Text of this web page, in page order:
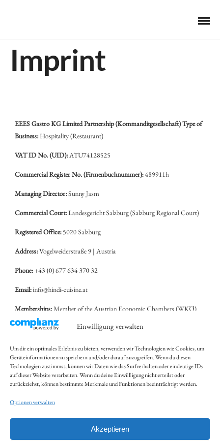
Einwilligung verwalten
Um dir ein optimales Erlebnis zu bieten, verwenden wir Technologien wie Cookies, um
Geräteinformationen zu speichern und/oder darauf zuzugreifen. Wenn du diesen
Technologien zustimmst, können wir Daten wie das Surfverhalten oder eindeutige IDs
auf dieser Website verarbeiten. Wenn du deine Einwillligung nicht erteilst oder
zurückziehst, können bestimmte Merkmale und Funktionen beeinträchtigt werden.
Optionen verwalten
Akzeptieren
Imprint
EEES Gastro KGLimited Partnership (Kommanditgesellschaft)Type of
Business:Hospitality (Restaurant)
VAT ID No. (UID):ATU74128525
Commercial Register No. (Firmenbuchnummer):489911h
Managing Director:Sunny Jasm
Commercial Court:Landesgericht Salzburg (Salzburg Regional Court)
Registered Office: 5020 Salzburg
Address:Vogelweiderstraße 9 | Austria
Phone:+43 (0) 677 634 370 32
Email:info@hindi-cuisine.at
Memberships: Member of the Austrian Economic Chambers (WKÖ)
and the Salzburg Economic Chamber (WK Salzburg)
(Gewerbeordnung):www.ris.bka.gv.at
Supervisory Authority:
Bezirkshauptmannschaft Salzburg (Salzburg
District Authority)
Dispute Resolution:
You may also direct any complaints to the email address provided above.